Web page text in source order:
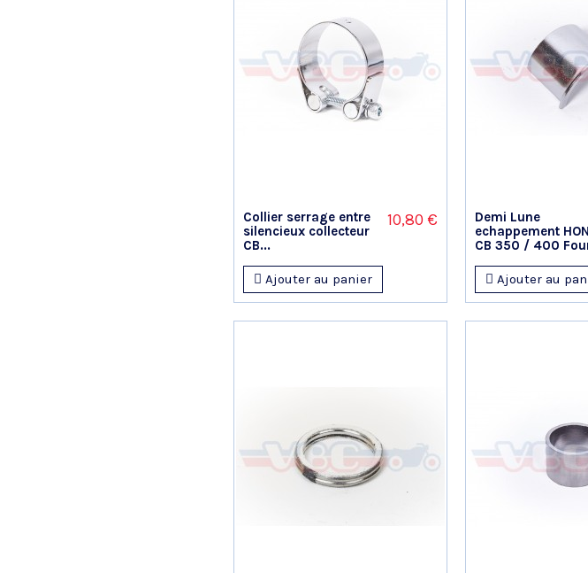
Collier serrage entre
silencieux collecteur
CB...
10,80 €
Ajouter au panier
Demi Lune
echappement
CB 350 / 400
Ajouter au